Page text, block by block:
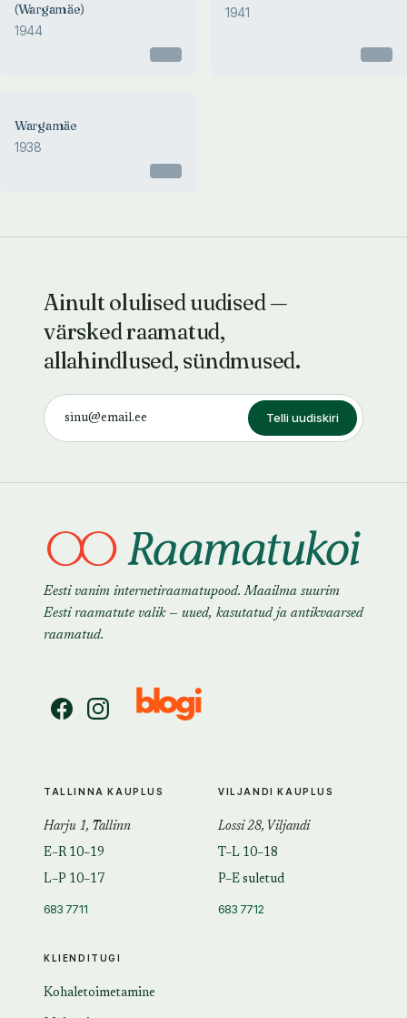
(Wargamäe)
1944
1941
Wargamäe
1938
Ainult olulised uudised —
värsked raamatud,
allahindlused, sündmused.
Telli uudiskiri
Eesti vanim internetiraamatupood. Maailma suurim
Eesti raamatute valik — uued, kasutatud ja antikvaarsed
raamatud.
KLIENDITUGI
Kohaletoimetamine
TALLINNA KAUPLUS
Harju 1, Tallinn
E–R 10–19
L–P 10–17
683 7711
VILJANDI KAUPLUS
Lossi 28, Viljandi
T–L 10–18
P–E suletud
683 7712